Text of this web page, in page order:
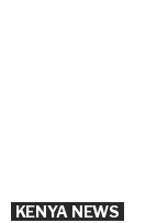
KENYA NEWS